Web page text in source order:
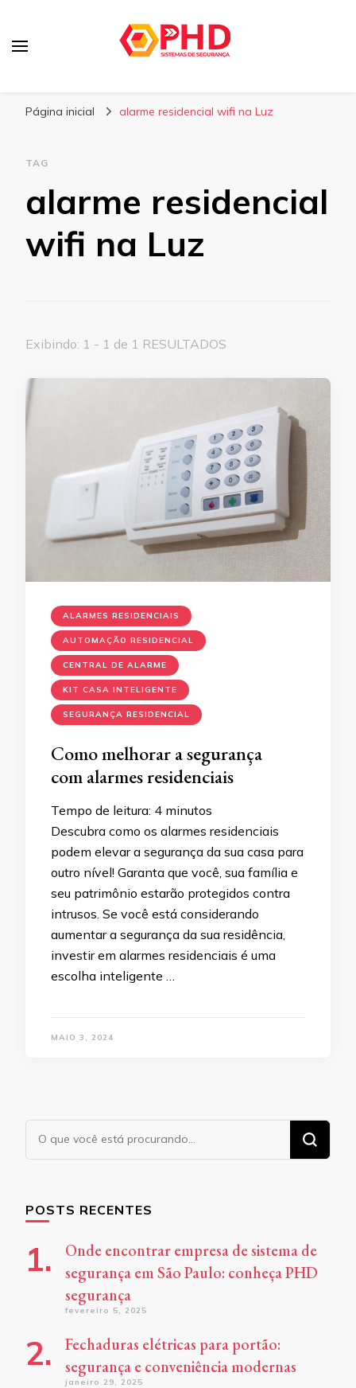
Página inicial alarme residencial wifi na Luz
TAG
alarme residencial
wifi na Luz
Exibindo: 1 - 1 de 1 RESULTADOS
ALARMES RESIDENCIAIS
AUTOMAÇÃO RESIDENCIAL
CENTRAL DE ALARME
KIT CASA INTELIGENTE
SEGURANÇA RESIDENCIAL
Como melhorar a segurança
com alarmes residenciais
Tempo de leitura: 4 minutos
Descubra como os alarmes residenciais
podem elevar a segurança da sua casa para
outro nível! Garanta que você, sua família e
seu patrimônio estarão protegidos contra
intrusos. Se você está considerando
aumentar a segurança da sua residência,
investir em alarmes residenciais é uma
escolha inteligente …
MAIO 3, 2024
Procurando
algo?
POSTS RECENTES
Onde encontrar empresa de sistema de
segurança em São Paulo: conheça PHD
segurança
fevereiro 5, 2025
Fechaduras elétricas para portão:
segurança e conveniência modernas
janeiro 29, 2025